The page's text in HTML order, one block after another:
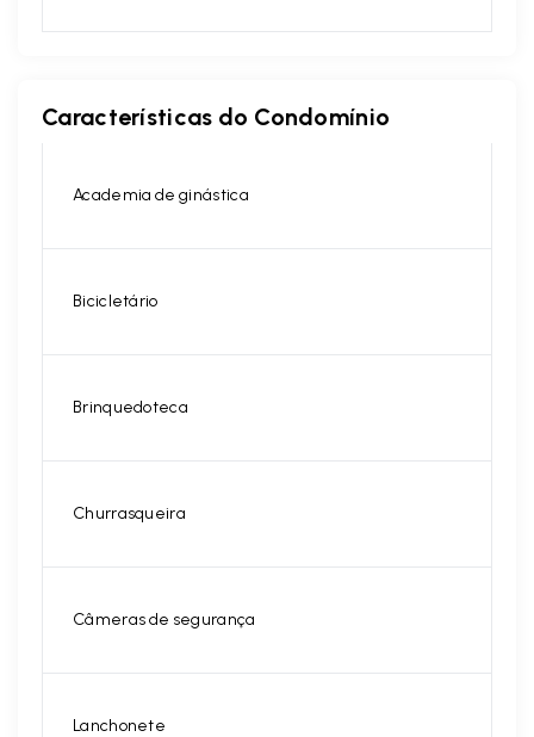
Características do Condomínio
Academia de ginástica
Bicicletário
Brinquedoteca
Churrasqueira
Câmeras de segurança
Lanchonete